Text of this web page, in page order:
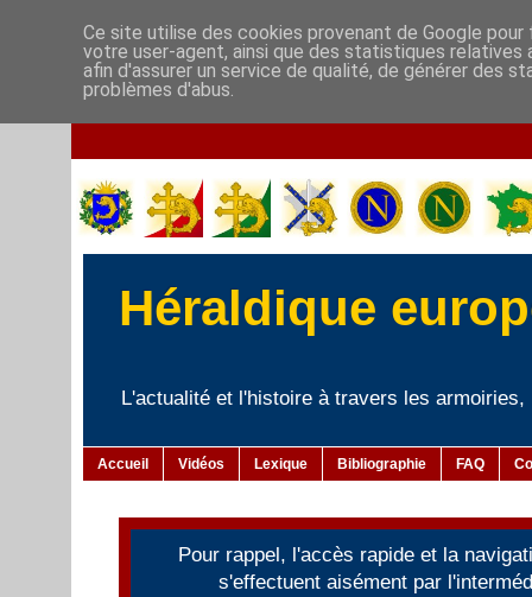
Héraldique
L'actualité et l'histoire à travers les
Accueil Vidéos Lexique Bibliographie FAQ
Pour rappel, l'accès rapide et la
s'effectuent aisément par
Ce site utilise des cookies provenant de Google
votre user-agent, ainsi que des statistiques
afin d'assurer un service de qualité, de générer des
problèmes d'abus.